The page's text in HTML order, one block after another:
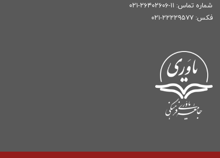
شماره تماس: ۱۱-۲۶۴۰۲۶۰۶-۰۲۱
فکس: ۲۲۲۲۹۵۷۷-۰۲۱